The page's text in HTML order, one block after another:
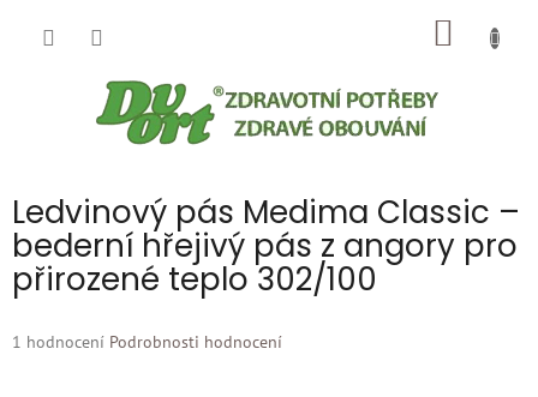
Ledvinový pás Medima Classic –
bederní hřejivý pás z angory pro
přirozené teplo 302/100
Průměrné
1 hodnocení Podrobnosti hodnocení